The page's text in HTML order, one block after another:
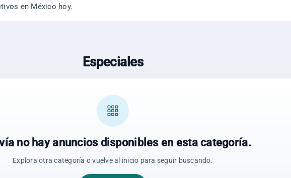
en México hoy.
Especiales
no hay anuncios disponibles en esta categoría.
Explora otra categoría o vuelve al inicio para seguir buscando.